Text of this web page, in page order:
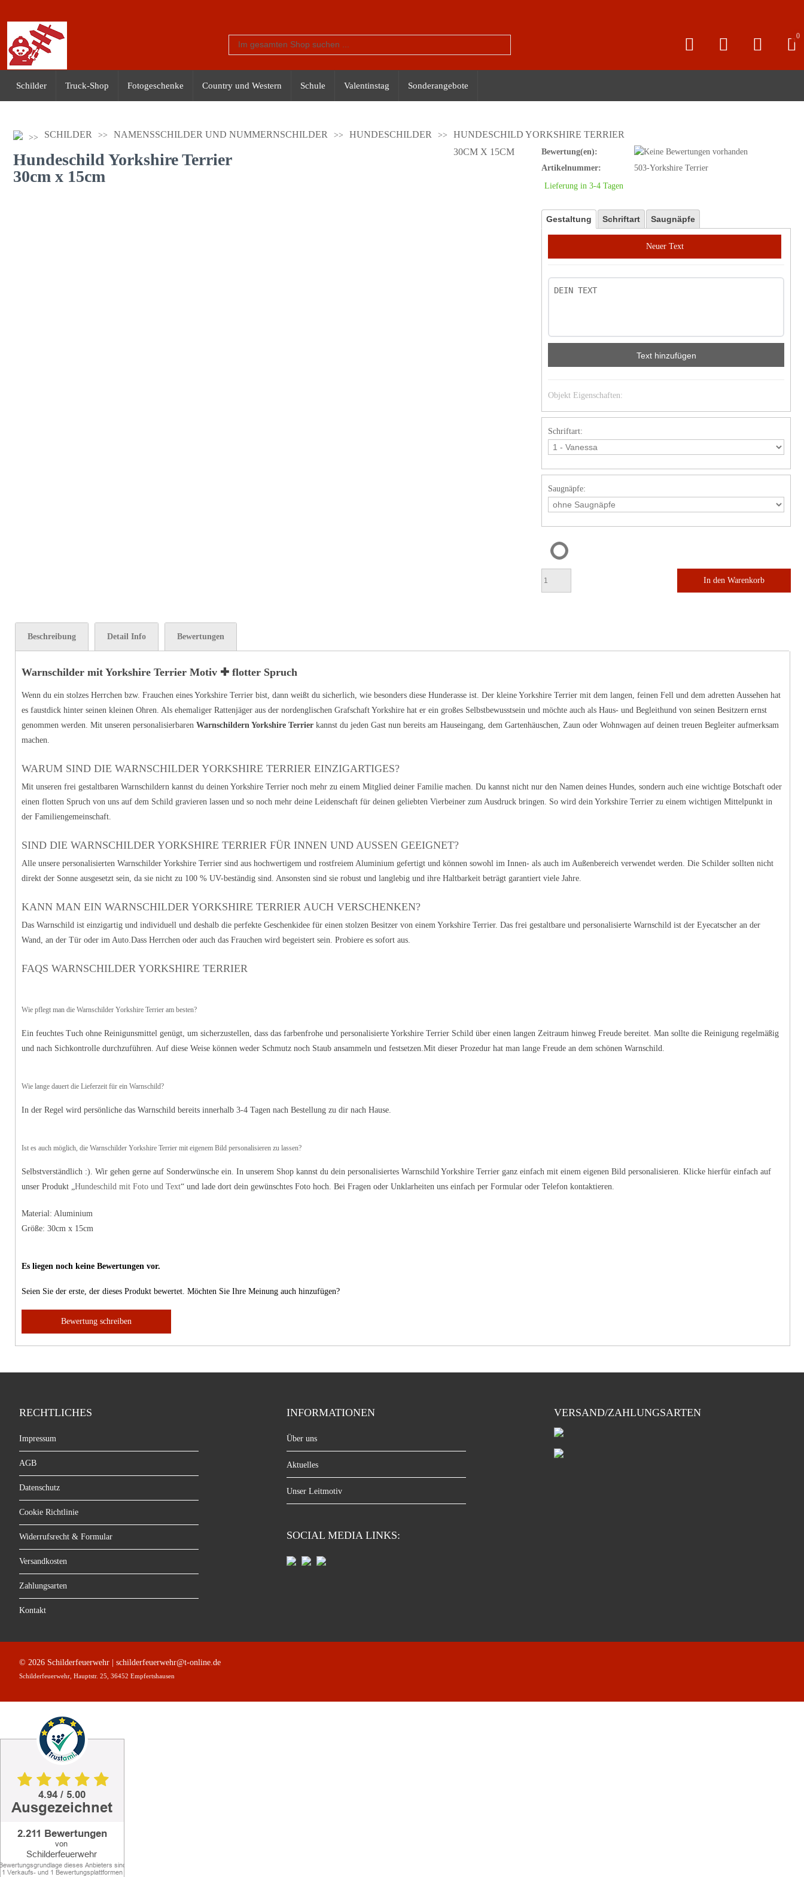
Schilder Truck-Shop Fotogeschenke Country und Western Schule Valentinstag Sonderangebote
0
SCHILDER NAMENSSCHILDER UND NUMMERNSCHILDER HUNDESCHILDER
HUNDESCHILD YORKSHIRE TERRIER
30CM X 15CM
Hundeschild Yorkshire Terrier
30cm x 15cm
Bewertung(en):
Artikelnummer:
503-Yorkshire Terrier
Lieferung in 3-4 Tagen
Gestaltung Schriftart Saugnäpfe
Neuer Text
Text hinzufügen
Objekt Eigenschaften:
Schriftart:
Saugnäpfe:
In den Warenkorb
Beschreibung Detail Info Bewertungen
Warnschilder mit Yorkshire Terrier Motiv ✚ flotter Spruch
Wenn du ein stolzes Herrchen bzw. Frauchen eines Yorkshire Terrier bist, dann weißt du sicherlich, wie besonders diese Hunderasse ist. Der kleine Yorkshire Terrier mit dem langen, feinen Fell und dem adretten Aussehen hat
es faustdick hinter seinen kleinen Ohren. Als ehemaliger Rattenjäger aus der nordenglischen Grafschaft Yorkshire hat er ein großes Selbstbewusstsein und möchte auch als Haus- und Begleithund von seinen Besitzern ernst
genommen werden. Mit unseren personalisierbaren Warnschildern Yorkshire Terrier kannst du jeden Gast nun bereits am Hauseingang, dem Gartenhäuschen, Zaun oder Wohnwagen auf deinen treuen Begleiter aufmerksam
machen.
WARUM SIND DIE WARNSCHILDER YORKSHIRE TERRIER EINZIGARTIGES?
Mit unseren frei gestaltbaren Warnschildern kannst du deinen Yorkshire Terrier noch mehr zu einem Mitglied deiner Familie machen. Du kannst nicht nur den Namen deines Hundes, sondern auch eine wichtige Botschaft oder
einen flotten Spruch von uns auf dem Schild gravieren lassen und so noch mehr deine Leidenschaft für deinen geliebten Vierbeiner zum Ausdruck bringen. So wird dein Yorkshire Terrier zu einem wichtigen Mittelpunkt in
der Familiengemeinschaft.
SIND DIE WARNSCHILDER YORKSHIRE TERRIER FÜR INNEN UND AUSSEN GEEIGNET?
Alle unsere personalisierten Warnschilder Yorkshire Terrier sind aus hochwertigem und rostfreiem Aluminium gefertigt und können sowohl im Innen- als auch im Außenbereich verwendet werden. Die Schilder sollten nicht
direkt der Sonne ausgesetzt sein, da sie nicht zu 100 % UV-beständig sind. Ansonsten sind sie robust und langlebig und ihre Haltbarkeit beträgt garantiert viele Jahre.
KANN MAN EIN WARNSCHILDER YORKSHIRE TERRIER AUCH VERSCHENKEN?
Das Warnschild ist einzigartig und individuell und deshalb die perfekte Geschenkidee für einen stolzen Besitzer von einem Yorkshire Terrier. Das frei gestaltbare und personalisierte Warnschild ist der Eyecatscher an der
Wand, an der Tür oder im Auto.Dass Herrchen oder auch das Frauchen wird begeistert sein. Probiere es sofort aus.
FAQS WARNSCHILDER YORKSHIRE TERRIER
Wie pflegt man die Warnschilder Yorkshire Terrier am besten?
Ein feuchtes Tuch ohne Reinigunsmittel genügt, um sicherzustellen, dass das farbenfrohe und personalisierte Yorkshire Terrier Schild über einen langen Zeitraum hinweg Freude bereitet. Man sollte die Reinigung regelmäßig
und nach Sichkontrolle durchzuführen. Auf diese Weise können weder Schmutz noch Staub ansammeln und festsetzen.Mit dieser Prozedur hat man lange Freude an dem schönen Warnschild.
Wie lange dauert die Lieferzeit für ein Warnschild?
In der Regel wird persönliche das Warnschild bereits innerhalb 3-4 Tagen nach Bestellung zu dir nach Hause.
Ist es auch möglich, die Warnschilder Yorkshire Terrier mit eigenem Bild personalisieren zu lassen?
Selbstverständlich :). Wir gehen gerne auf Sonderwünsche ein. In unserem Shop kannst du dein personalisiertes Warnschild Yorkshire Terrier ganz einfach mit einem eigenen Bild personalisieren. Klicke hierfür einfach auf
unser Produkt „ Hundeschild mit Foto und Text“ und lade dort dein gewünschtes Foto hoch. Bei Fragen oder Unklarheiten uns einfach per Formular oder Telefon kontaktieren.
Material: Aluminium
Größe: 30cm x 15cm
Es liegen noch keine Bewertungen vor.
Seien Sie der erste, der dieses Produkt bewertet. Möchten Sie Ihre Meinung auch hinzufügen?
Bewertung schreiben
© 2026 Schilderfeuerwehr | schilderfeuerwehr@t-online.de
Schilderfeuerwehr, Hauptstr. 25, 36452 Empfertshausen
RECHTLICHES
Impressum
AGB
Datenschutz
Cookie Richtlinie
Widerrufsrecht & Formular
Versandkosten
Zahlungsarten
Kontakt
INFORMATIONEN
Über uns
Aktuelles
Unser Leitmotiv
SOCIAL MEDIA LINKS:
VERSAND/ZAHLUNGSARTEN